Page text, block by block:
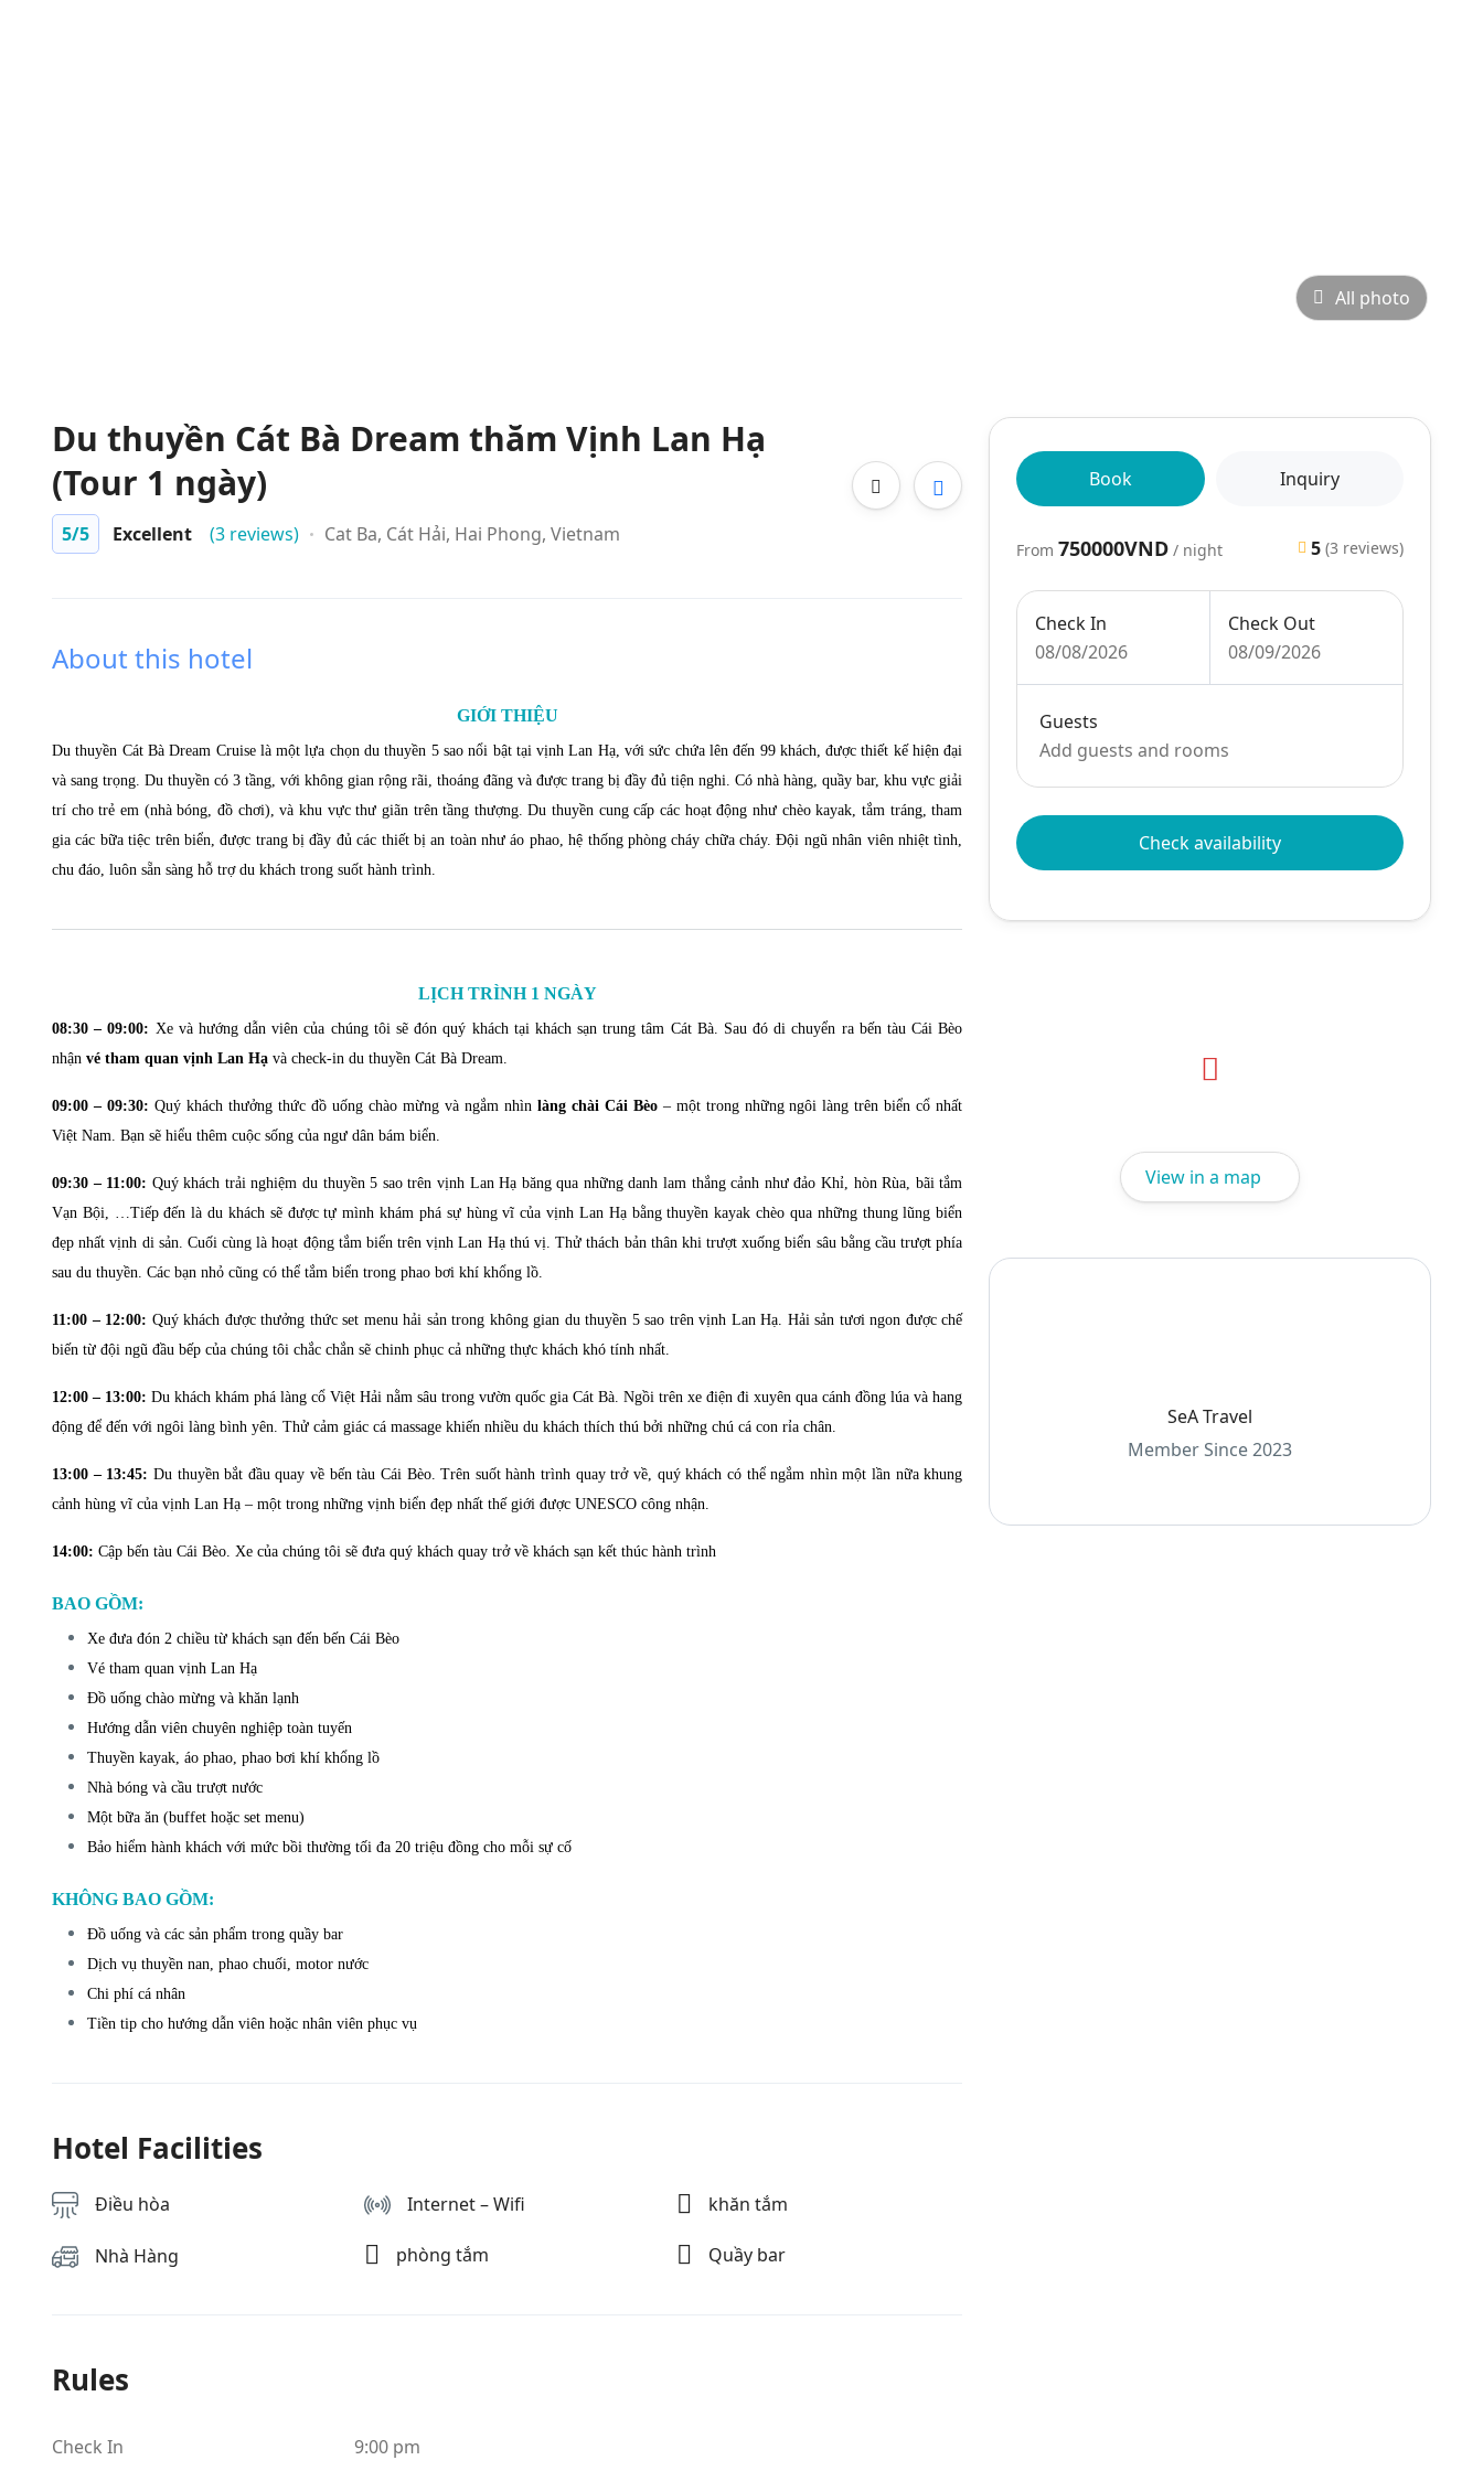
All photo
Du thuyền Cát Bà Dream thăm Vịnh Lan Hạ
(Tour 1 ngày)
5/5 Excellent (3 reviews) Cat Ba, Cát Hải, Hai Phong, Vietnam
About this hotel
GIỚI THIỆU
Du thuyền Cát Bà Dream Cruise là một lựa chọn du thuyền 5 sao nổi bật tại vịnh Lan Hạ, với sức chứa lên đến 99 khách, được thiết kế hiện đại
và sang trọng. Du thuyền có 3 tầng, với không gian rộng rãi, thoáng đãng và được trang bị đầy đủ tiện nghi. Có nhà hàng, quầy bar, khu vực giải
trí cho trẻ em (nhà bóng, đồ chơi), và khu vực thư giãn trên tầng thượng. Du thuyền cung cấp các hoạt động như chèo kayak, tắm tráng, tham
gia các bữa tiệc trên biển, được trang bị đầy đủ các thiết bị an toàn như áo phao, hệ thống phòng cháy chữa cháy. Đội ngũ nhân viên nhiệt tình,
chu đáo, luôn sẵn sàng hỗ trợ du khách trong suốt hành trình.
LỊCH TRÌNH 1 NGÀY
08:30 – 09:00: Xe và hướng dẫn viên của chúng tôi sẽ đón quý khách tại khách sạn trung tâm Cát Bà. Sau đó di chuyển ra bến tàu Cái Bèo
nhận vé tham quan vịnh Lan Hạ và check-in du thuyền Cát Bà Dream.
09:00 – 09:30: Quý khách thưởng thức đồ uống chào mừng và ngắm nhìnlàng chài Cái Bèo– một trong những ngôi làng trên biển cổ nhất
Việt Nam. Bạn sẽ hiểu thêm cuộc sống của ngư dân bám biển.
09:30 – 11:00: Quý khách trải nghiệm du thuyền 5 sao trên vịnh Lan Hạ băng qua những danh lam thắng cảnh như đảo Khỉ, hòn Rùa, bãi tắm
Vạn Bội, …Tiếp đến là du khách sẽ được tự mình khám phá sự hùng vĩ của vịnh Lan Hạ bằng thuyền kayak chèo qua những thung lũng biển
đẹp nhất vịnh di sản. Cuối cùng là hoạt động tắm biển trên vịnh Lan Hạ thú vị. Thử thách bản thân khi trượt xuống biển sâu bằng cầu trượt phía
sau du thuyền. Các bạn nhỏ cũng có thể tắm biển trong phao bơi khí khổng lồ.
11:00 – 12:00: Quý khách được thưởng thức set menu hải sản trong không gian du thuyền 5 sao trên vịnh Lan Hạ. Hải sản tươi ngon được chế
biến từ đội ngũ đầu bếp của chúng tôi chắc chắn sẽ chinh phục cả những thực khách khó tính nhất.
12:00 – 13:00:Du khách khám phá làng cổ Việt Hải nằm sâu trong vườn quốc gia Cát Bà. Ngồi trên xe điện đi xuyên qua cánh đồng lúa và hang
động để đến với ngôi làng bình yên. Thử cảm giác cá massage khiến nhiều du khách thích thú bởi những chú cá con rỉa chân.
13:00 – 13:45: Du thuyền bắt đầu quay về bến tàu Cái Bèo. Trên suốt hành trình quay trở về, quý khách có thể ngắm nhìn một lần nữa khung
cảnh hùng vĩ của vịnh Lan Hạ – một trong những vịnh biển đẹp nhất thế giới được UNESCO công nhận.
14:00: Cập bến tàu Cái Bèo. Xe của chúng tôi sẽ đưa quý khách quay trở về khách sạn kết thúc hành trình
BAO GỒM:
Xe đưa đón 2 chiều từ khách sạn đến bến Cái Bèo
Vé tham quan vịnh Lan Hạ
Đồ uống chào mừng và khăn lạnh
Hướng dẫn viên chuyên nghiệp toàn tuyến
Thuyền kayak, áo phao, phao bơi khí khổng lồ
Nhà bóng và cầu trượt nước
Một bữa ăn (buffet hoặc set menu)
Bảo hiểm hành khách với mức bồi thường tối đa 20 triệu đồng cho mỗi sự cố
KHÔNG BAO GỒM:
Đồ uống và các sản phẩm trong quầy bar
Dịch vụ thuyền nan, phao chuối, motor nước
Chi phí cá nhân
Tiền tip cho hướng dẫn viên hoặc nhân viên phục vụ
Hotel Facilities
Điều hòa Internet – Wifi khăn tắm
Nhà Hàng phòng tắm Quầy bar
Rules
Check In 9:00 pm
Book Inquiry
From750000VND / night 5 (3 reviews)
Check In
08/08/2026
Check Out
08/09/2026
Guests
Add guests and rooms
Check availability
View in a map
SeA Travel
Member Since 2023